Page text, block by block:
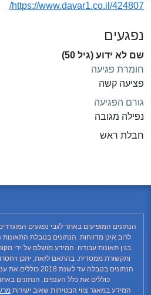
https://www.davar1.co.il/424807/
נפגעים
שם לא ידוע (גיל 50)
חומרת פגיעה
פציעה קשה
גורם הפגיעה
נפילה מגובה
חבלת ראש
הנתונים המופיעים באתר לגבי נפגעים
לרוב אינן מדווחות. הנתונים בטבלת
בגין תאונות עבודה. המידע מושלם על ידי
ותקשורת ממסדית. בהתאם לזאת, יתכן
כוללים את כלל הענפים. הנתונים
המידע במאגר צווי הבטיחות שאוב ישירות